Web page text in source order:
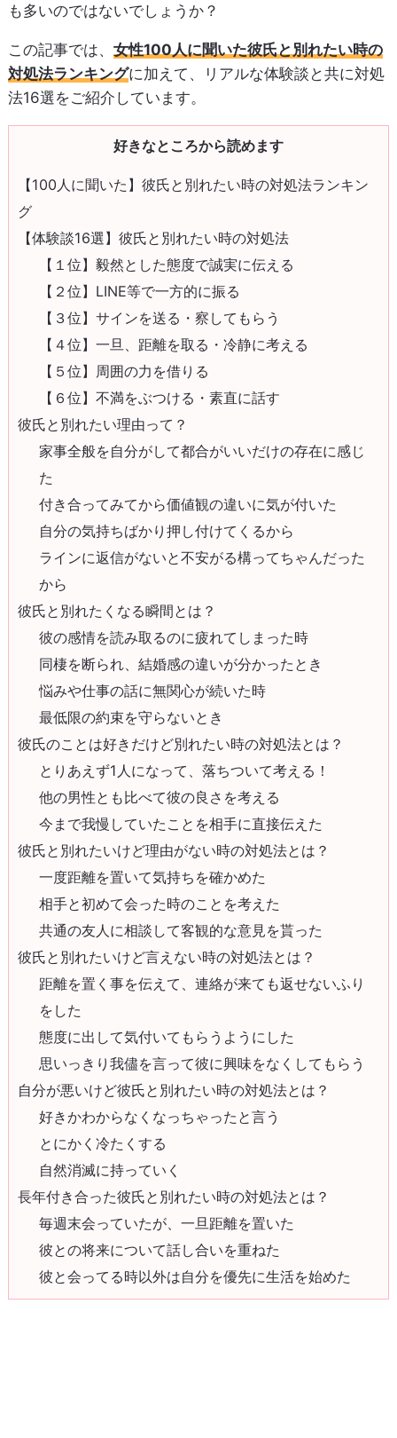
も多いのではないでしょうか？
この記事では、 女性100人に聞いた彼氏と別れたい時の
対処法ランキングに加えて、リアルな体験談と共に対処
法16選をご紹介しています。
好きなところから読めます
【100人に聞いた】彼氏と別れたい時の対処法ランキン
グ
【体験談16選】彼氏と別れたい時の対処法
【１位】毅然とした態度で誠実に伝える
【２位】LINE等で一方的に振る
【３位】サインを送る・察してもらう
【４位】一旦、距離を取る・冷静に考える
【５位】周囲の力を借りる
【６位】不満をぶつける・素直に話す
彼氏と別れたい理由って？
家事全般を自分がして都合がいいだけの存在に感じ
た
付き合ってみてから価値観の違いに気が付いた
自分の気持ちばかり押し付けてくるから
ラインに返信がないと不安がる構ってちゃんだった
から
彼氏と別れたくなる瞬間とは？
彼の感情を読み取るのに疲れてしまった時
同棲を断られ、結婚感の違いが分かったとき
悩みや仕事の話に無関心が続いた時
最低限の約束を守らないとき
彼氏のことは好きだけど別れたい時の対処法とは？
とりあえず1人になって、落ちついて考える！
他の男性とも比べて彼の良さを考える
今まで我慢していたことを相手に直接伝えた
彼氏と別れたいけど理由がない時の対処法とは？
一度距離を置いて気持ちを確かめた
相手と初めて会った時のことを考えた
共通の友人に相談して客観的な意見を貰った
彼氏と別れたいけど言えない時の対処法とは？
距離を置く事を伝えて、連絡が来ても返せないふり
をした
態度に出して気付いてもらうようにした
思いっきり我儘を言って彼に興味をなくしてもらう
自分が悪いけど彼氏と別れたい時の対処法とは？
好きかわからなくなっちゃったと言う
とにかく冷たくする
自然消滅に持っていく
長年付き合った彼氏と別れたい時の対処法とは？
毎週末会っていたが、一旦距離を置いた
彼との将来について話し合いを重ねた
彼と会ってる時以外は自分を優先に生活を始めた